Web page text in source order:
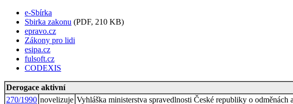
e-Sbírka
Sbirka zakonu (PDF, 210 KB)
epravo.cz
Zákony pro lidi
esipa.cz
fulsoft.cz
CODEXIS
Derogace aktivní
270/1990 novelizuje Vyhláška ministerstva spravedlnosti České republiky o